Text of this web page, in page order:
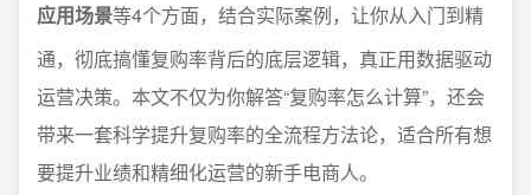
应用场景等4个方面，结合实际案例，让你从入门到精
通，彻底搞懂复购率背后的底层逻辑，真正用数据驱动
运营决策。本文不仅为你解答“复购率怎么计算”，还会
带来一套科学提升复购率的全流程方法论，适合所有想
要提升业绩和精细化运营的新手电商人。